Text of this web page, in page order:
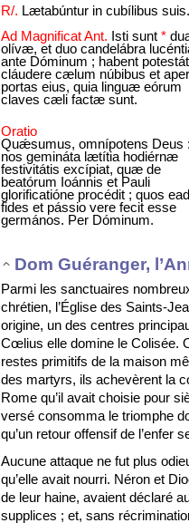
R/. Lætabúntur in cubílibus suis.
Ad Magnificat Ant. Isti sunt *
olívæ, et duo candelábra
ante Dóminum ; habent
cláudere cælum núbibus et
portas eius, quia linguæ eórum
claves cæli factæ sunt.
Oratio
Quǽsumus, omnípotens Deus
nos gemináta lætítia hodiérnæ
festivitátis excípiat, quæ de
beatórum Ioánnis et Pauli
glorificatióne procédit ; quos
fides et pássio vere fecit esse
germános. Per Dóminum.
Dom Guéranger,
Parmi les sanctuaires
chrétien, l’Église des Saints-
origine, un des centres
Cœlius elle domine le Colisée.
restes primitifs de la maison
des martyrs, ils achevèrent la
Rome qu’il avait choisie pour
versé consomma le triomphe
qu’un retour offensif de l’enfer
Aucune attaque ne fut plus
qu’elle avait nourri. Néron et
de leur haine, avaient déclaré
supplices ; et, sans